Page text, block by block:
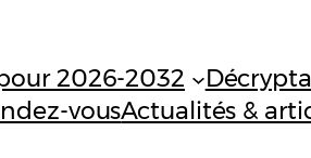
2026-2032
vousActualités &